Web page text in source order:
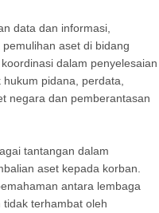
data dan informasi,
aset di bidang
dalam penyelesaian
pidana, perdata,
negara dan pemberantasan
tantangan dalam
aset kepada korban.
antara lembaga
terhambat oleh